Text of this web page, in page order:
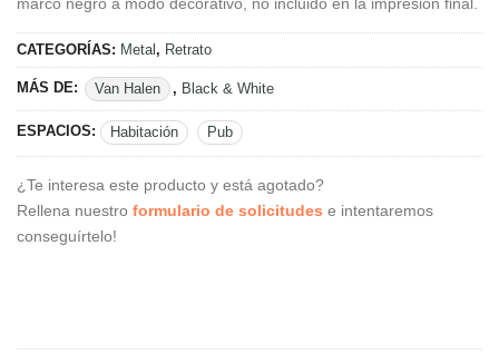
CATEGORÍAS: Metal , Retrato
MÁS DE: Van Halen , Black & White
ESPACIOS: Habitación Pub
¿Te interesa este producto y está agotado?
Rellena nuestro formulario de solicitudes e intentaremos
conseguírtelo!